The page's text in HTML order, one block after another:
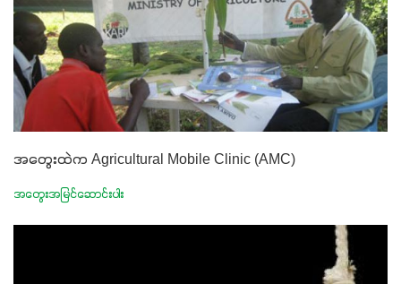
အတွေးထဲက Agricultural Mobile Clinic (AMC)
အတွေးအမြင်ဆောင်းပါး